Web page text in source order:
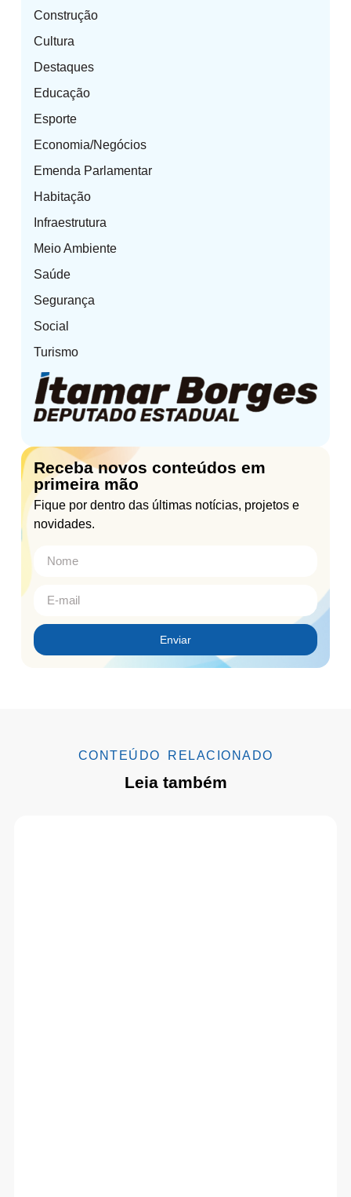
Construção
Cultura
Destaques
Educação
Esporte
Economia/Negócios
Emenda Parlamentar
Habitação
Infraestrutura
Meio Ambiente
Saúde
Segurança
Social
Turismo
Receba novos conteúdos em
primeira mão
Fique por dentro das últimas notícias, projetos e
novidades.
Enviar
CONTEÚDO RELACIONADO
Leia também